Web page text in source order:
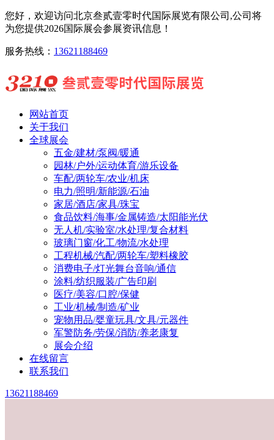
您好，欢迎访问北京叁贰壹零时代国际展览有限公司,公司将
为您提供2026国际展会参展资讯信息！
服务热线： 13621188469
网站首页
关于我们
全球展会
五金/建材/泵阀/暖通
园林/户外/运动体育/游乐设备
车配/两轮车/农业/机床
电力/照明/新能源/石油
家居/酒店/家具/珠宝
食品饮料/海事/金属铸造/太阳能光伏
无人机/实验室/水处理/复合材料
玻璃门窗/化工/物流/水处理
工程机械/汽配/两轮车/塑料橡胶
消费电子/灯光舞台音响/通信
涂料/纺织服装/广告印刷
医疗/美容/口腔/保健
工业/机械/制造/矿业
宠物用品/婴童玩具/文具/元器件
军警防务/劳保/消防/养老康复
展会介绍
在线留言
联系我们
13621188469